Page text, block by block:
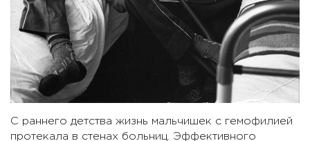
С раннего детства жизнь мальчишек с гемофилией
протекала в стенах больниц. Эффективного